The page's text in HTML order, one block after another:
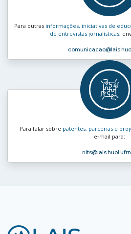
Para outras informações, iniciativas de
de entrevistas jornalísticas,
comunicacao
Para falar sobre patentes, parcerias e
e‑mail para:
nits